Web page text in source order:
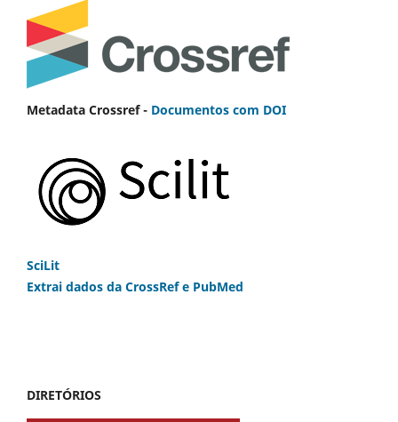
Metadata Crossref - Documentos com DOI
SciLit
Extrai dados da CrossRef e PubMed
DIRETÓRIOS